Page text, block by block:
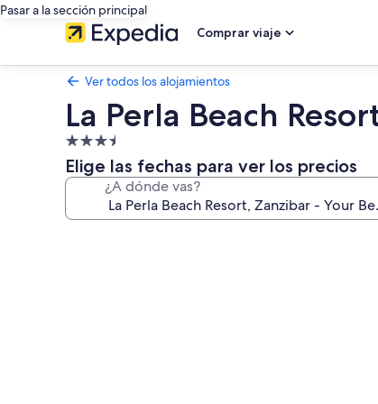
Pasar a la sección principal
Comprar viaje
Ver todos los alojamientos
La Perla Beach
Alojamiento
de
3.5 estrellas
Elige las fechas para ver los precios
¿A dónde vas?